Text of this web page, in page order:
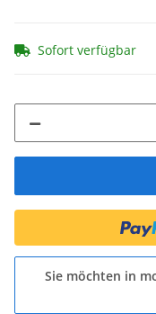
Sofort verfügbar
Sie möchten in